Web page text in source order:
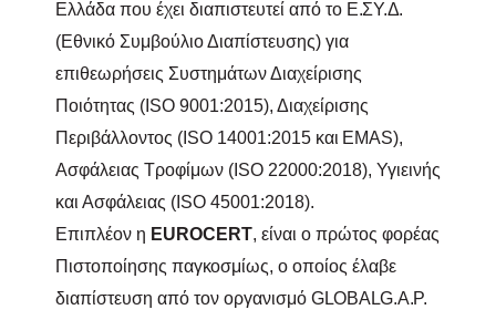
Ελλάδα που έχει διαπιστευτεί από το Ε.ΣΥ.Δ.
(Εθνικό Συμβούλιο Διαπίστευσης) για
επιθεωρήσεις Συστημάτων Διαχείρισης
Ποιότητας ( ISO 9001:2015), Διαχείρισης
Περιβάλλοντος (ISO 14001:2015 και ΕΜΑS),
Ασφάλειας Τροφίμων ( ISO 22000:2018), Υγιεινής
καιΑσφάλειας (ISO 45001:2018).
Επιπλέον η ΕUROCERT, είναι ο πρώτος φορέας
Πιστοποίησης παγκοσμίως, ο οποίος έλαβε
διαπίστευση από τον οργανισμό GLOBALG.A.P.